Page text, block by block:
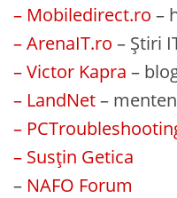
– Mobiledirect.ro –
– ArenaIT.ro – Știri
– Victor Kapra –
– LandNet–
–
– Susțin Getica
– NAFO Forum